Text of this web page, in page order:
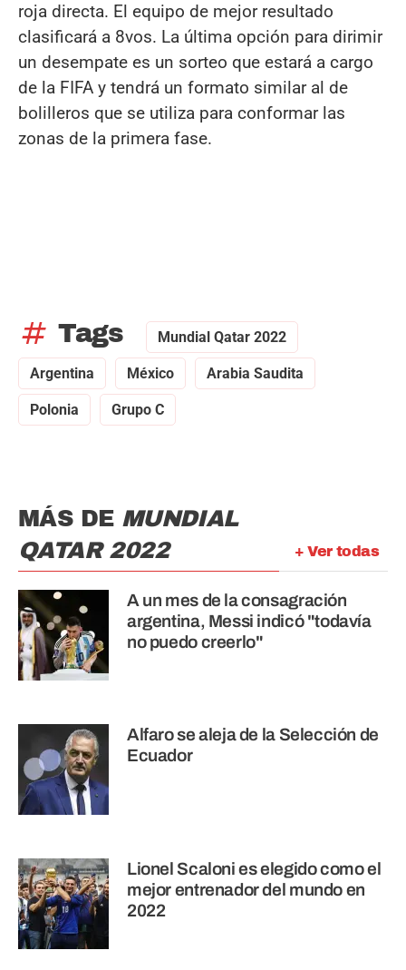
roja directa. El equipo de mejor resultado
clasificará a 8vos. La última opción para dirimir
un desempate es un sorteo que estará a cargo
de la FIFA y tendrá un formato similar al de
bolilleros que se utiliza para conformar las
zonas de la primera fase.
tag Tags Mundial Qatar 2022
Argentina México Arabia Saudita
Polonia Grupo C
+ Ver todas
MÁS DE MUNDIAL
QATAR 2022
A un mes de la consagración
argentina, Messi indicó "todavía
no puedo creerlo"
Alfaro se aleja de la Selección de
Ecuador
Lionel Scaloni es elegido como el
mejor entrenador del mundo en
2022